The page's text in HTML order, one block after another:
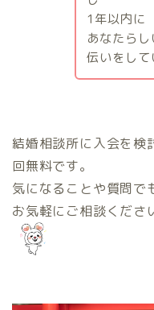
1 年以内に
あなたら
伝いをして
結婚相談所に入会を検
回無料です。
気になることや質問で
お気軽にご相談くださ